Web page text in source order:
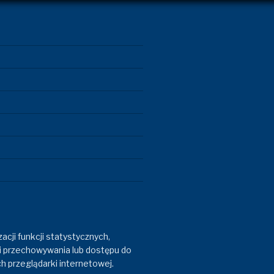
funkcji statystycznych,
lub dostępu do
przeglądarki internetowej.